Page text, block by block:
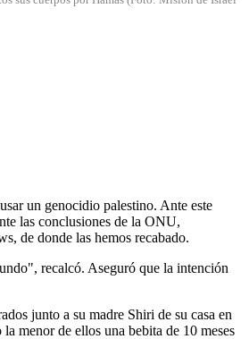
un genocidio palestino. Ante este
las conclusiones de la ONU,
de donde las hemos recabado.
recalcó. Aseguró que la intención
junto a su madre Shiri de su casa en
menor de ellos una bebita de 10 meses